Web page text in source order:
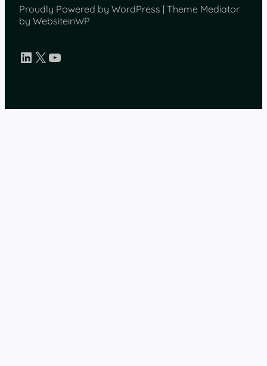
Proudly Powered by WordPress | Theme Mediator
by WebsiteinWP
LinkedIn
X YouTube